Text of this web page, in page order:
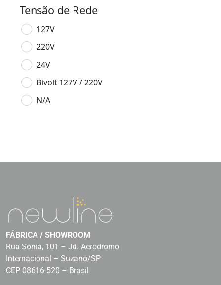
Tensão de Rede
127V
220V
24V
Bivolt 127V / 220V
N/A
FÁBRICA / SHOWROOM
Rua Sônia, 101 – Jd. Aeródromo
Internacional – Suzano/SP
CEP 08616-520 – Brasil